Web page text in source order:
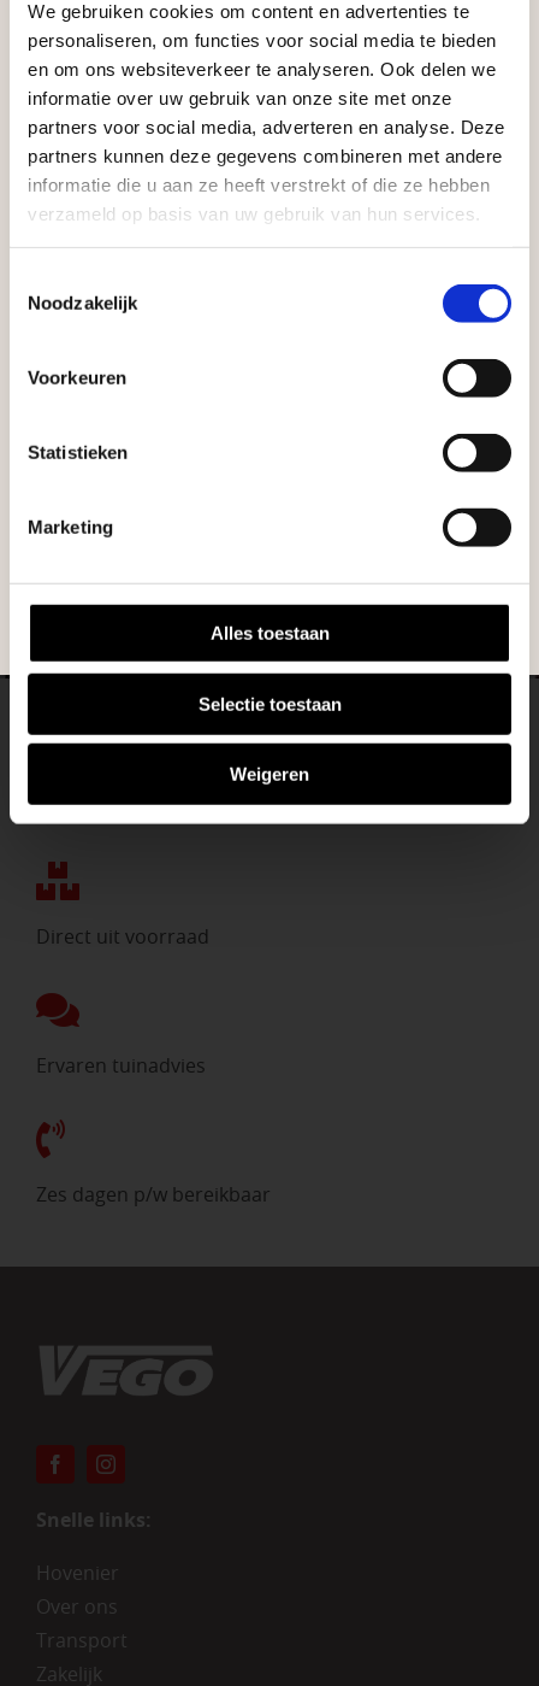
We gebruiken cookies om content en advertenties te
personaliseren, om functies voor social media te bieden
en om ons websiteverkeer te analyseren. Ook delen we
informatie over uw gebruik van onze site met onze
partners voor social media, adverteren en analyse. Deze
partners kunnen deze gegevens combineren met andere
informatie die u aan ze heeft verstrekt of die ze hebben
verzameld op basis van uw gebruik van hun services.
Noodzakelijk
Voorkeuren
Statistieken
Marketing
Alles toestaan
Selectie toestaan
Weigeren
tuinmaterialen bieden wij een breed assortiment
aan producten van topkwaliteit. Lees meer over de
zakelijke mogelijkheden
tuin en onze medewerkers adviseren je
NEEM CONTACT MET ONS OP
Eigen bezorgdienst
Direct uit voorraad
Ervaren tuinadvies
Zes dagen p/w bereikbaar
Snelle links:
Hovenier
Over ons
Transport
Zakelijk
Aangepaste openingstijden tijdens de
vakantieperiode
Waardenburg en Vego Dordrecht hanteren tijdens
de vakantieperiode aangepaste openingstijden op
zaterdag. Bekijk de vestigingspagina voor de
actuele openingstijden.
maanden dicht is voor al het wegverkeer, is het fijn
Met vier vestigingen en inspirerende showtuinen
tuinproject.